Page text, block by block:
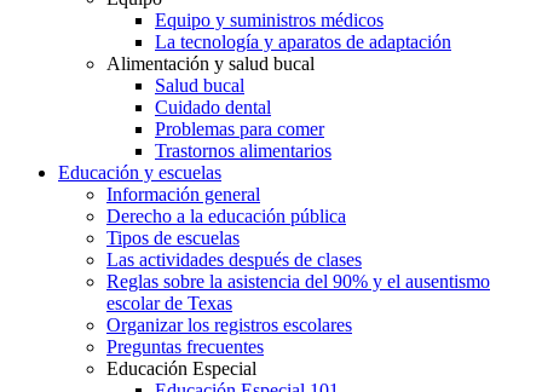
Equipo y suministros médicos
La tecnología y aparatos de adaptación
Alimentación y salud bucal
Salud bucal
Cuidado dental
Problemas para comer
Trastornos alimentarios
Educación y escuelas
Información general
Derecho a la educación pública
Tipos de escuelas
Las actividades después de clases
Reglas sobre la asistencia del 90% y el ausentismo
escolar de Texas
Organizar los registros escolares
Preguntas frecuentes
Educación Especial